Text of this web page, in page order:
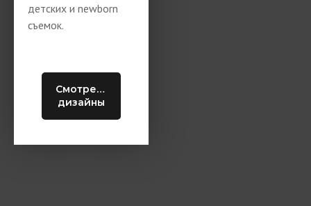
детских и newborn
съемок.
Смотреть
дизайны